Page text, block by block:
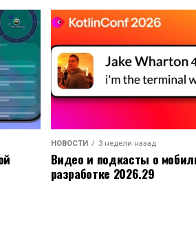
НОВОСТИ 3 недели назад
Видео и подкасты о
разработке 2026.29